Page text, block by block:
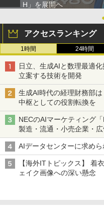
H」を展開へ
アクセスランキング
1時間 24時間
日立、生成AIと数理最適
立案する技術を開発
生成AI時代の経理財務部
中枢としての役割転換を
NECのAIマーケティング
製造・流通・小売企業・
AIデータセンターに求め
【海外ITトピックス】
ェイク画像への深い懸念